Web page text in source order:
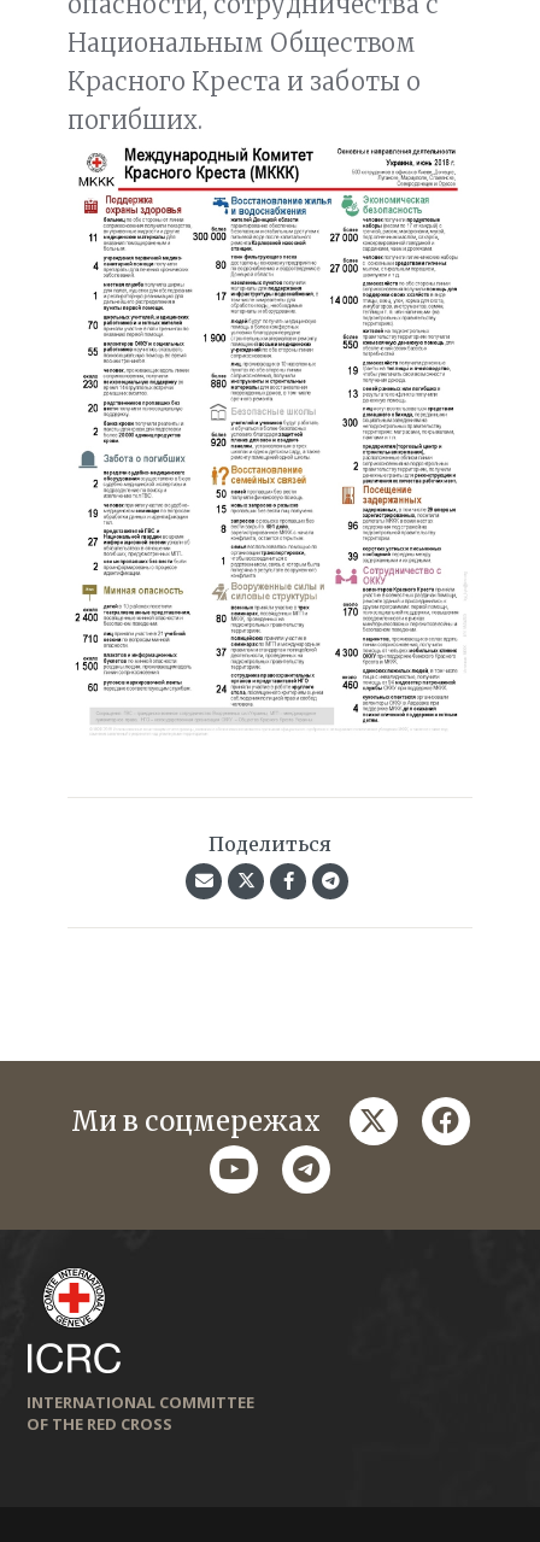
Национальным Обществом
Красного Креста и заботы о
погибших.
Поделиться
Ми в соцмережах twitter
youtubetelegram
INTERNATIONAL COMMITTEE
OF THE RED CROSS